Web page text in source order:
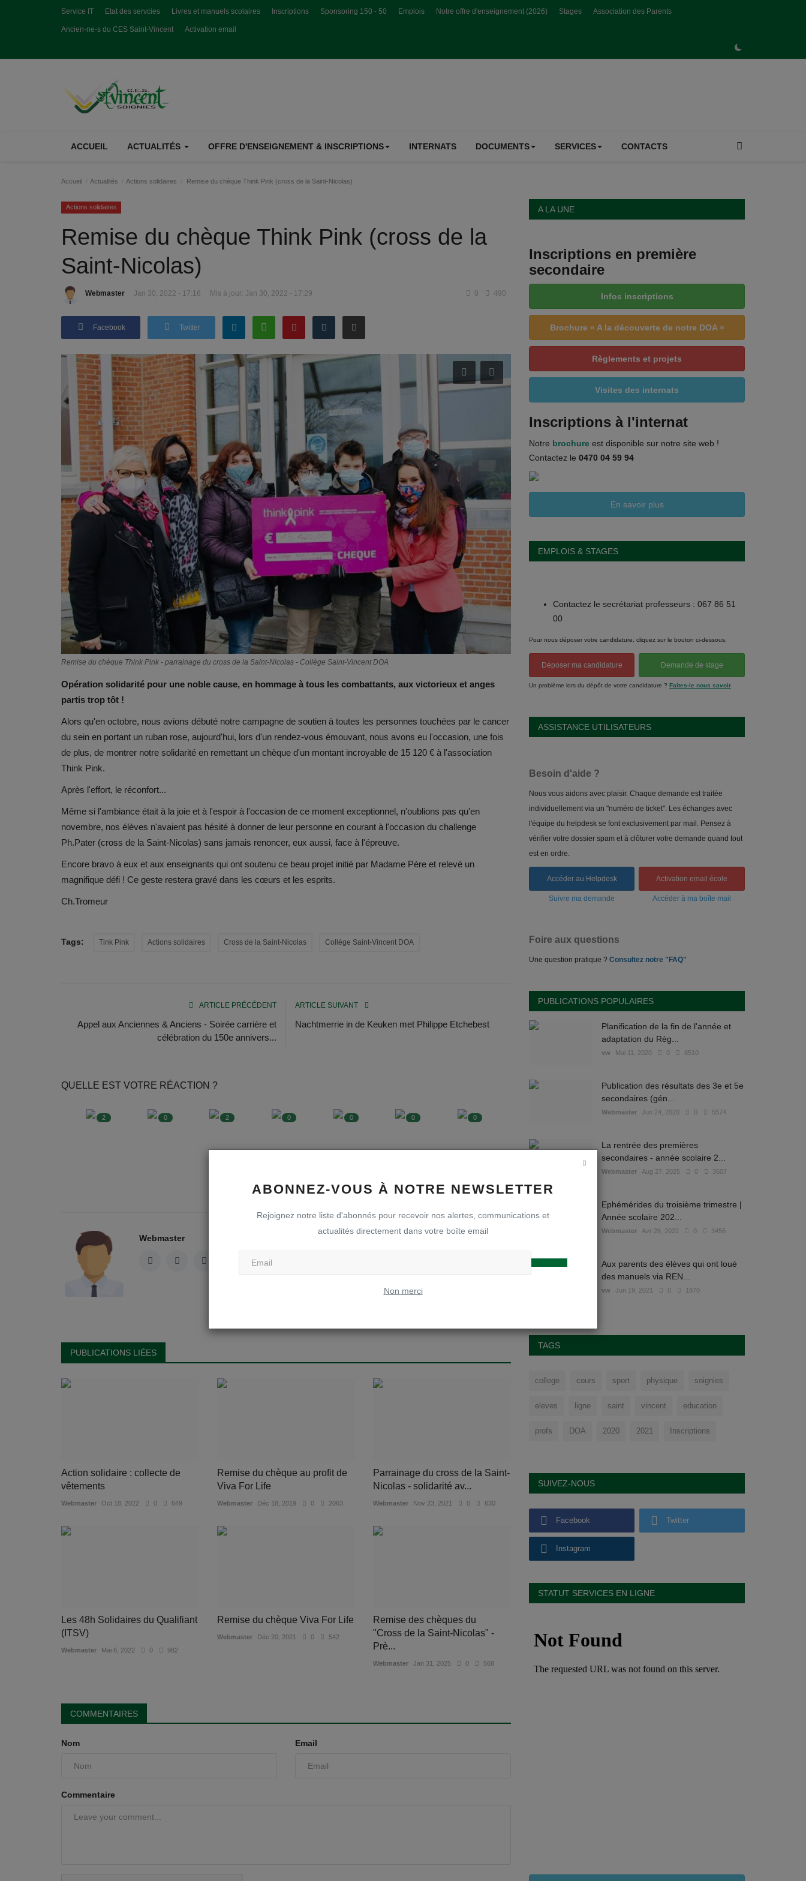
Service IT Etat des servcies Livres et manuels scolaires Inscriptions Sponsoring 150 - 50 Emplois Notre offre d'enseignement (2026) Stages Association des Parents
Ancien-ne-s du CES Saint-Vincent Activation email
ACCUEIL ACTUALITÉS OFFRE D'ENSEIGNEMENT & INSCRIPTIONS INTERNATS DOCUMENTS SERVICES CONTACTS
ABONNEZ-VOUS À NOTRE NEWSLETTER
Rejoignez notre liste d'abonnés pour recevoir nos alertes, communications et
actualités directement dans votre boîte email
Non merci
Accueil Actualités Actions solidaires Remise du chèque Think Pink (cross de la Saint-Nicolas)
Actions solidaires
Remise du chèque Think Pink (cross de la
Saint-Nicolas)
Webmaster Jan 30, 2022 - 17:16 Mis à jour: Jan 30, 2022 - 17:29 0 490
Facebook Twitter
Remise du chèque Think Pink - parrainage du cross de la Saint-Nicolas - Collège Saint-Vincent DOA
Opération solidarité pour une noble cause, en hommage à tous les combattants, aux victorieux et anges
partis trop tôt !
Alors qu'en octobre, nous avions débuté notre campagne de soutien à toutes les personnes touchées par le cancer
du sein en portant un ruban rose, aujourd'hui, lors d'un rendez-vous émouvant, nous avons eu l'occasion, une fois
de plus, de montrer notre solidarité en remettant un chèque d'un montant incroyable de 15 120 € à l'association
Think Pink.
Après l'effort, le réconfort...
Même si l'ambiance était à la joie et à l'espoir à l'occasion de ce moment exceptionnel, n'oublions pas qu'en
novembre, nos élèves n'avaient pas hésité à donner de leur personne en courant à l'occasion du challenge
Ph.Pater (cross de la Saint-Nicolas) sans jamais renoncer, eux aussi, face à l'épreuve.
Encore bravo à eux et aux enseignants qui ont soutenu ce beau projet initié par Madame Père et relevé un
magnifique défi ! Ce geste restera gravé dans les cœurs et les esprits.
Ch.Tromeur
Tags: Tink Pink Actions solidaires Cross de la Saint-Nicolas Collège Saint-Vincent DOA
ARTICLE PRÉCÉDENT
Appel aux Anciennes & Anciens - Soirée carrière et
célébration du 150e annivers...
ARTICLE SUIVANT
Nachtmerrie in de Keuken met Philippe Etchebest
QUELLE EST VOTRE RÉACTION ?
2 0 2 0 0 0 0
Webmaster
PUBLICATIONS LIÉES
Action solidaire : collecte de
vêtements
Webmaster Oct 18, 2022 0 649
Remise du chèque au profit de
Viva For Life
Webmaster Déc 18, 2019 0 2063
Parrainage du cross de la Saint-
Nicolas - solidarité av...
Webmaster Nov 23, 2021 0 630
Les 48h Solidaires du Qualifiant
(ITSV)
Webmaster Mai 6, 2022 0 982
Remise du chèque Viva For Life
Webmaster Déc 20, 2021 0 542
Remise des chèques du
"Cross de la Saint-Nicolas" -
Prè...
Webmaster Jan 31, 2025 0 568
COMMENTAIRES
Nom Email
Commentaire
A LA UNE
Inscriptions en première
secondaire
Infos inscriptions
Brochure « A la découverte de notre DOA »
Règlements et projets
Visites des internats
Inscriptions à l'internat
Notre brochure est disponible sur notre site web !
Contactez le 0470 04 59 94
En savoir plus
EMPLOIS & STAGES
Contactez le secrétariat professeurs : 067 86 51
00
Pour nous déposer votre candidature, cliquez sur le bouton ci-dessous.
Déposer ma candidature Demande de stage
Un problème lors du dépôt de votre candidature ? Faites-le nous savoir
ASSISTANCE UTILISATEURS
Besoin d'aide ?
Nous vous aidons avec plaisir. Chaque demande est traitée
individuellement via un "numéro de ticket". Les échanges avec
l'équipe du helpdesk se font exclusivement par mail. Pensez à
vérifier votre dossier spam et à clôturer votre demande quand tout
est en ordre.
Accéder au Helpdesk Activation email école
Suivre ma demande Accéder à ma boîte mail
Foire aux questions
Une question pratique ? Consultez notre "FAQ"
PUBLICATIONS POPULAIRES
Planification de la fin de l'année et
adaptation du Règ...
vw Mai 11, 2020 0 8510
Publication des résultats des 3e et 5e
secondaires (gén...
Webmaster Jun 24, 2020 0 5574
La rentrée des premières
secondaires - année scolaire 2...
Webmaster Aug 27, 2025 0 3607
Ephémérides du troisième trimestre |
Année scolaire 202...
Webmaster Avr 26, 2022 0 3456
Aux parents des élèves qui ont loué
des manuels via REN...
vw Jun 19, 2021 0 1870
TAGS
college cours sport physique soignies
eleves ligne saint vincent education
profs DOA 2020 2021 Inscriptions
SUIVEZ-NOUS
Facebook Twitter
Instagram
STATUT SERVICES EN LIGNE